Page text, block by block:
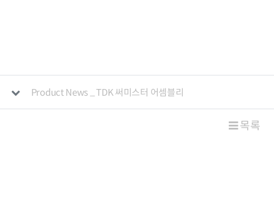
관련자료
Product News _ TDK 써미스터 어셈블리
목록